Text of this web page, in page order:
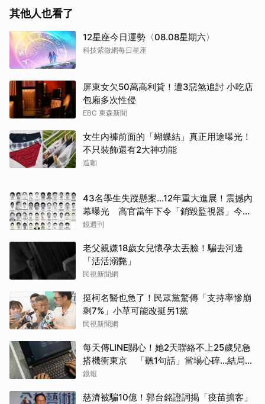
其他人也看了
12星座今日運勢〈08.08星期六〉
科技紫微網每日星座
屏東女欠50萬高利貸！遭3惡煞追討 小吃店
包廂多次性侵
EBC 東森新聞
女生內褲前面的「蝴蝶結」真正用途曝光！
不只裝飾還有2大神功能
造咖
43名學生失蹤懸案...12年重大進展！震撼內
幕曝光 高官當年下令「銷毀監視器」今遭
逮
鏡週刊
老父親嫌18歲女兒懷孕太丟臉！騙去河邊
「活活溺斃」
民視新聞網
挺柯名醫也急了！民眾黨驚傳「支持率慘崩
剩7%」小草可能改挺另1黨
民視新聞網
每天傳LINE關心！她2天聯絡不上25歲兒急
搭機衝東京 「聽1句話」當場心碎...結局看
哭網
鏡報
慈濟被騙10億！郭台銘證詞揭「疫苗掮客」